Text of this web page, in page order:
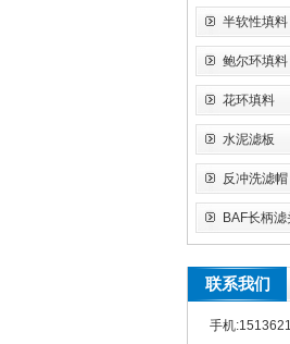
半软性填料
鲍尔环填料
花环填料
水泥滤板
反冲洗滤帽
BAF长柄滤
联系我们
手机